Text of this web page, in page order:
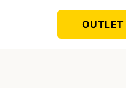
OUTLET